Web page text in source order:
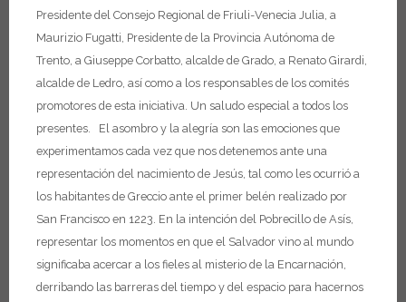
Presidente del Consejo Regional de Friuli-Venecia Julia, a
Maurizio Fugatti, Presidente de la Provincia Autónoma de
Trento, a Giuseppe Corbatto, alcalde de Grado, a Renato Girardi,
alcalde de Ledro, así como a los responsables de los comités
promotores de esta iniciativa. Un saludo especial a todos los
presentes.
El asombro y la alegría son las emociones que
experimentamos cada vez que nos detenemos ante una
representación del nacimiento de Jesús, tal como les ocurrió a
los habitantes de Greccio ante el primer belén realizado por
San Francisco en 1223. En la intención del Pobrecillo de Asís,
representar los momentos en que el Salvador vino al mundo
significaba acercar a los fieles al misterio de la Encarnación,
derribando las barreras del tiempo y del espacio para hacernos